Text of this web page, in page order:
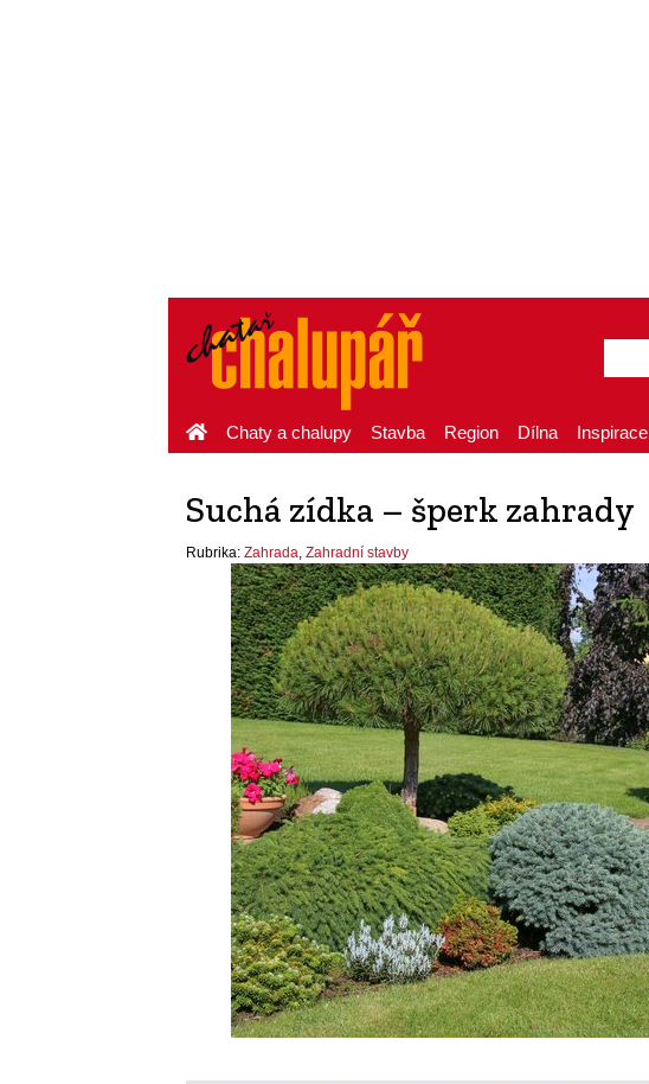
Chaty a chalupy Stavba Region Dílna Inspirace
Suchá zídka – šperk zahrady
Rubrika: Zahrada Zahradní stavby